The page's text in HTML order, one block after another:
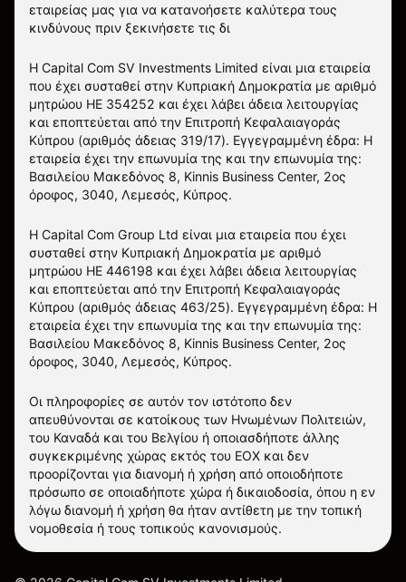
εταιρείας μας για να κατανοήσετε καλύτερα τους
κινδύνους πριν ξεκινήσετε τις δι
Η Capital Com SV Investments Limited είναι μια εταιρεία
που έχει συσταθεί στην Κυπριακή Δημοκρατία με αριθμό
μητρώου HE 354252 και έχει λάβει άδεια λειτουργίας
και εποπτεύεται από την Επιτροπή Κεφαλαιαγοράς
Κύπρου (αριθμός άδειας 319/17). Εγγεγραμμένη έδρα: Η
εταιρεία έχει την επωνυμία της και την επωνυμία της:
Βασιλείου Μακεδόνος 8, Kinnis Business Center, 2ος
όροφος, 3040, Λεμεσός, Κύπρος.
Η Capital Com Group Ltd είναι μια εταιρεία που έχει
συσταθεί στην Κυπριακή Δημοκρατία με αριθμό
μητρώου ΗΕ 446198 και έχει λάβει άδεια λειτουργίας
και εποπτεύεται από την Επιτροπή Κεφαλαιαγοράς
Κύπρου (αριθμός άδειας 463/25). Εγγεγραμμένη έδρα: Η
εταιρεία έχει την επωνυμία της και την επωνυμία της:
Βασιλείου Μακεδόνος 8, Kinnis Business Center, 2ος
όροφος, 3040, Λεμεσός, Κύπρος.
Οι πληροφορίες σε αυτόν τον ιστότοπο δεν
απευθύνονται σε κατοίκους των Ηνωμένων Πολιτειών,
του Καναδά και του Βελγίου ή οποιασδήποτε άλλης
συγκεκριμένης χώρας εκτός του ΕΟΧ και δεν
προορίζονται για διανομή ή χρήση από οποιοδήποτε
πρόσωπο σε οποιαδήποτε χώρα ή δικαιοδοσία, όπου η εν
λόγω διανομή ή χρήση θα ήταν αντίθετη με την τοπική
νομοθεσία ή τους τοπικούς κανονισμούς.